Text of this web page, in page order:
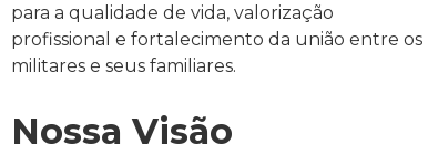
para a qualidade de vida, valorização
profissional e fortalecimento da união entre os
militares e seus familiares.
Nossa Visão